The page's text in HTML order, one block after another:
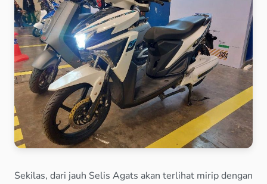
Sekilas, dari jauh Selis Agats akan terlihat mirip dengan